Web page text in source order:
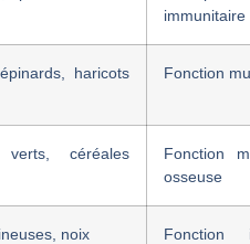
immunitaire
haricots
Fonction
céréales
Fonction
osseuse
noix
Fonction